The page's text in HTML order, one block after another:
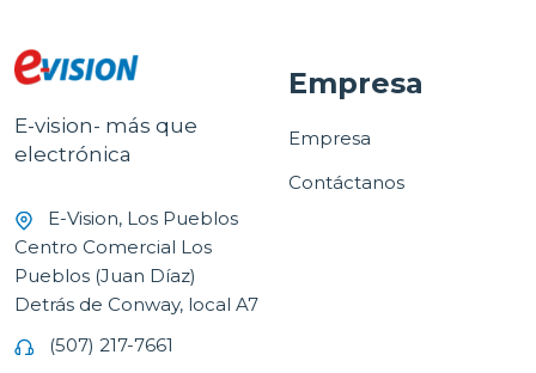
E-vision- más que
electrónica
E-Vision, Los Pueblos
Centro Comercial Los
Pueblos (Juan Díaz)
Detrás de Conway, local A7
(507) 217-7661
Empresa
Empresa
Contáctanos